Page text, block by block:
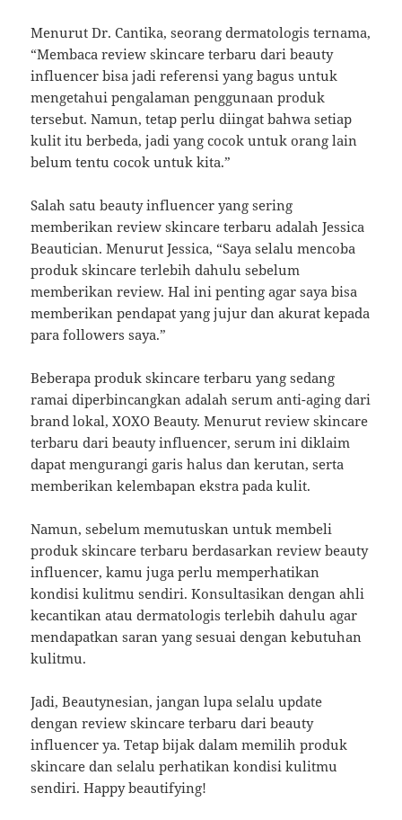
Menurut Dr. Cantika, seorang dermatologis ternama,
“Membaca review skincare terbaru dari beauty
influencer bisa jadi referensi yang bagus untuk
mengetahui pengalaman penggunaan produk
tersebut. Namun, tetap perlu diingat bahwa setiap
kulit itu berbeda, jadi yang cocok untuk orang lain
belum tentu cocok untuk kita.”
Salah satu beauty influencer yang sering
memberikan review skincare terbaru adalah Jessica
Beautician. Menurut Jessica, “Saya selalu mencoba
produk skincare terlebih dahulu sebelum
memberikan review. Hal ini penting agar saya bisa
memberikan pendapat yang jujur dan akurat kepada
para followers saya.”
Beberapa produk skincare terbaru yang sedang
ramai diperbincangkan adalah serum anti-aging dari
brand lokal, XOXO Beauty. Menurut review skincare
terbaru dari beauty influencer, serum ini diklaim
dapat mengurangi garis halus dan kerutan, serta
memberikan kelembapan ekstra pada kulit.
Namun, sebelum memutuskan untuk membeli
produk skincare terbaru berdasarkan review beauty
influencer, kamu juga perlu memperhatikan
kondisi kulitmu sendiri. Konsultasikan dengan ahli
kecantikan atau dermatologis terlebih dahulu agar
mendapatkan saran yang sesuai dengan kebutuhan
kulitmu.
Jadi, Beautynesian, jangan lupa selalu update
dengan review skincare terbaru dari beauty
influencer ya. Tetap bijak dalam memilih produk
skincare dan selalu perhatikan kondisi kulitmu
sendiri. Happy beautifying!